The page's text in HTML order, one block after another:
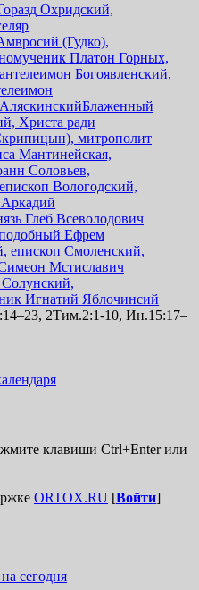
Охридский,
(Гудко),
Платон Горных,
Богоявленский,
Блаженный
Христа ради
митрополит
Мантинейская,
Соловьев,
Вологодский,
Глеб Всеволодович
Ефрем
епископ Смоленский,
Мстиславич
Игнатий Яблочинсий
2Тим.2:1-10, Ин.15:17–
клавиши Ctrl+Enter или
ORTOX.RU [Войти]
сегодня